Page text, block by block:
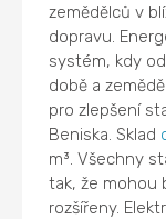
zemědělců v
dopravu.
systém, kdy
době a
pro zlepšení
Beniska. Sklad
m³. Všechny
tak, že mohou
rozšířeny.